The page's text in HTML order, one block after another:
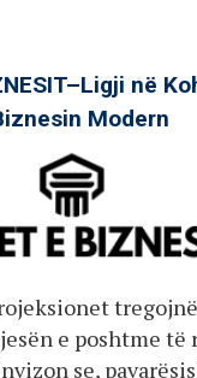
në
Modern
e poshtme të
se,